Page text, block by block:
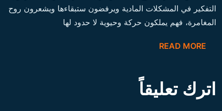
التفكير في المشكلات المادية ويرفضون ستبقاءها ويشعرون روح
المغامرة، فهم يملكون حركة وحيوية لا حدود لها
READ MORE
اترك تعليقاً